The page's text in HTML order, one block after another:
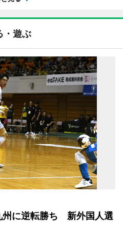
・遊ぶ
州に逆転勝ち 新外国人選